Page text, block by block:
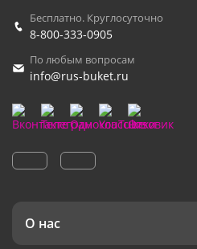
Бесплатно. Круглосуточно
8-800-333-0905
По любым вопросам
info@rus-buket.ru
О нас